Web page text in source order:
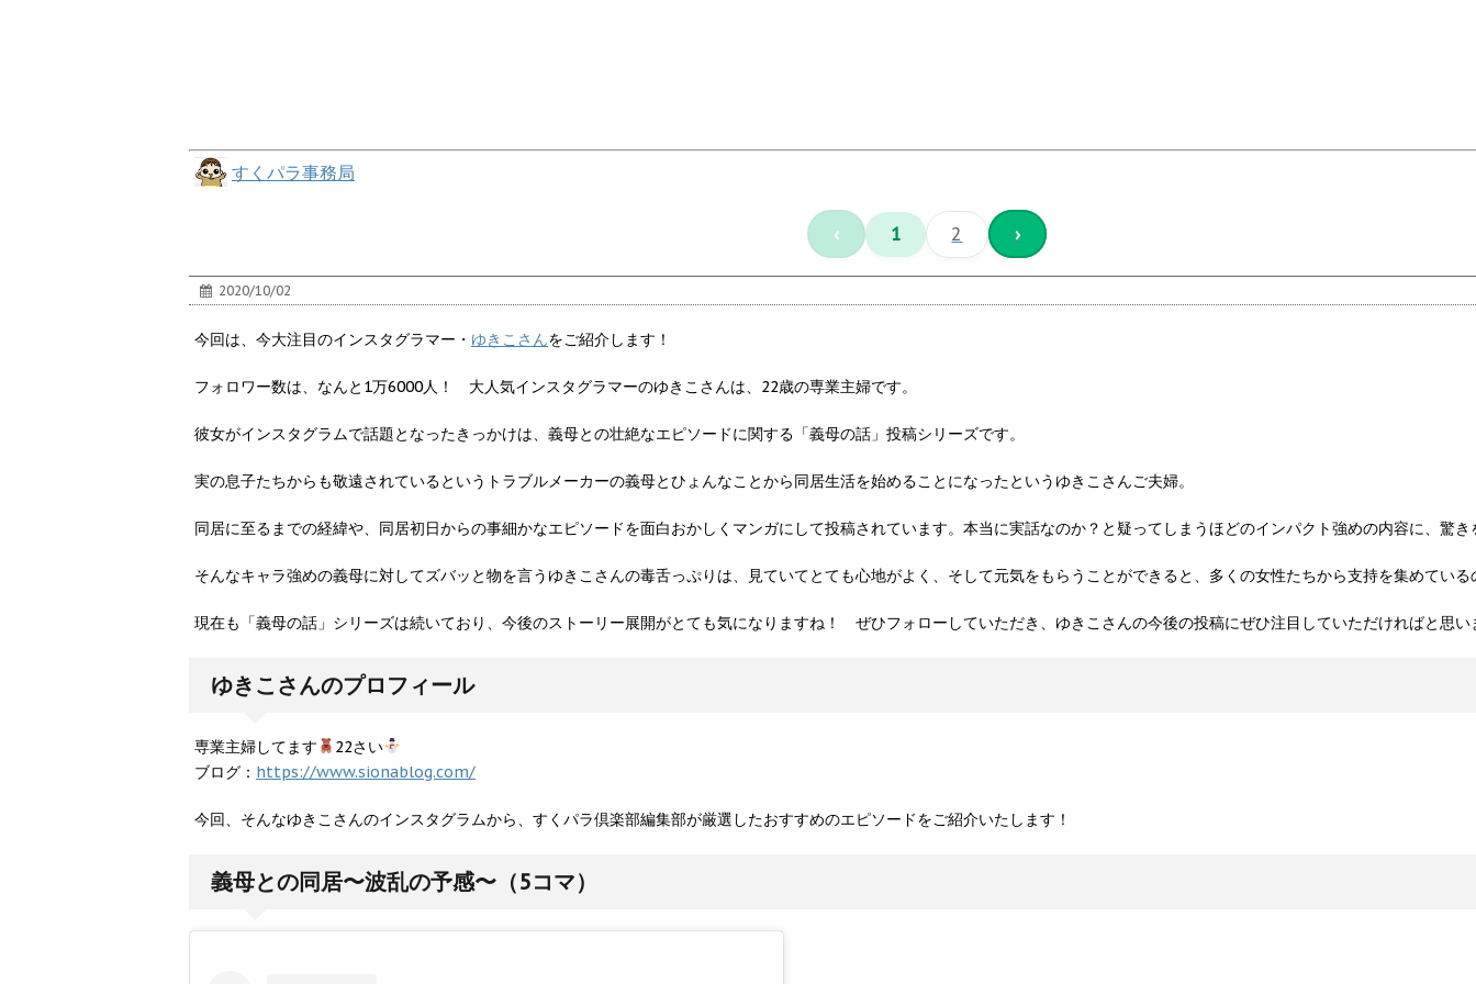
すくパラ事務局
‹ 1 2 ›
2020/10/02
今回は、今大注目のインスタグラマー・ ゆきこさんをご紹介します！
フォロワー数は、なんと1万6000人！ 大人気インスタグラマーのゆきこさんは、22歳の専業主婦です。
彼女がインスタグラムで話題となったきっかけは、義母との壮絶なエピソードに関する「義母の話」投稿シリーズです。
実の息子たちからも敬遠されているというトラブルメーカーの義母とひょんなことから同居生活を始めることになったというゆきこさんご夫婦。
同居に至るまでの経緯や、同居初日からの事細かなエピソードを面白おかしくマンガにして投稿されています。本当に実話なのか？と疑ってしまうほどのインパクト強めの内容に、驚
そんなキャラ強めの義母に対してズバッと物を言うゆきこさんの毒舌っぷりは、見ていてとても心地がよく、そして元気をもらうことができると、多くの女性たちから支持を集めている
現在も「義母の話」シリーズは続いており、今後のストーリー展開がとても気になりますね！ ぜひフォローしていただき、ゆきこさんの今後の投稿にぜひ注目していただければと思い
ゆきこさんのプロフィール
専業主婦してます
22さい
ブログ： https://www.sionablog.com/
今回、そんなゆきこさんのインスタグラムから、すくパラ倶楽部編集部が厳選したおすすめのエピソードをご紹介いたします！
義母との同居〜波乱の予感〜（5コマ）